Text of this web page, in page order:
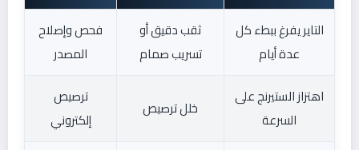
التاير يفرغ ببطء كل
عدة أيام
ثقب دقيق أو
تسريب صمام
فحص وإصلاح
المصدر
اهتزاز الستيرنج على
السرعة
خلل ترصيص
ترصيص
إلكتروني